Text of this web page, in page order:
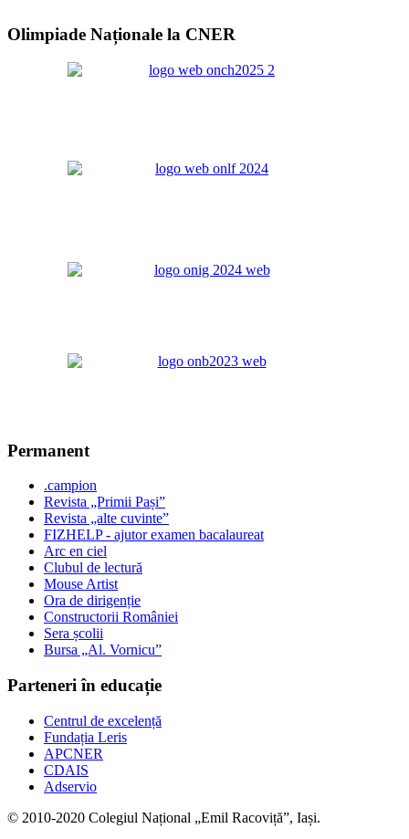
Olimpiade Naționale la CNER
Permanent
.campion
Revista „Primii Pași”
Revista „alte cuvinte”
FIZHELP - ajutor examen bacalaureat
Arc en ciel
Clubul de lectură
Mouse Artist
Ora de dirigenție
Constructorii României
Sera școlii
Bursa „Al. Vornicu”
Parteneri în educație
Centrul de excelență
Fundația Leris
APCNER
CDAIS
Adservio
© 2010-2020 Colegiul Național „Emil Racoviță”, Iași.